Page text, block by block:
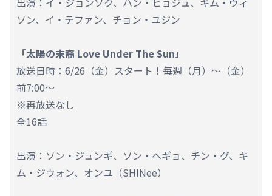
ソン、イ・テファン、チョン・ユジン
「太陽の末裔 Love Under The Sun」
放送日時：6/26（金）スタート！毎週（月）～（金）
前7:00～
※再放送なし
全16話
出演：ソン・ジュンギ、ソン・ヘギョ、チン・グ、キ
ム・ジウォン、オンユ（SHINee）